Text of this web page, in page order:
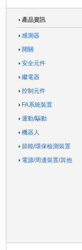
產品資訊
感測器
開關
安全元件
繼電器
控制元件
FA系統裝置
運動/驅動
機器人
節能/環保檢測裝置
電源/周邊裝置/其他